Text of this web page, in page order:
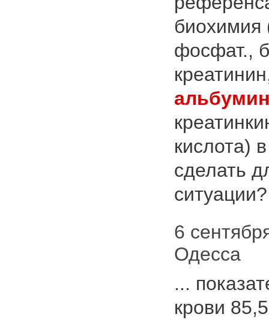
фосфат.,
альбумин
кислота)
сделать
6
Одесса
...
крови